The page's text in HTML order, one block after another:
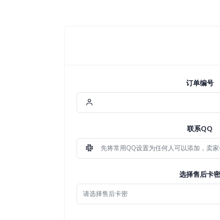
订单编号
联系QQ
选择售后卡密